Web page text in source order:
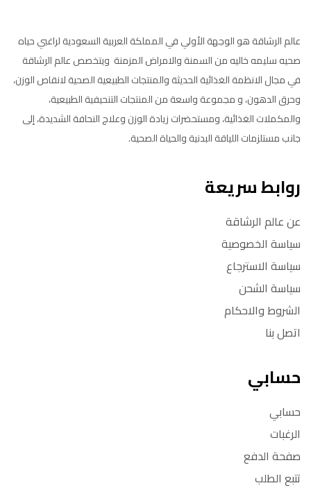
عالم الرشاقة هو الوجهة الأولي في المملكة العربية السعودية لراغبي حياه
صحيه سليمه خاليه من السمنة والامراض المزمنة ويتخصص عالم الرشاقة
في مجال الانظمة الغذائية الحديثة والمنتجات الطبيعية الصحية لانقاص الوزن،
وحرق الدهون، و مجموعة واسعة من المنتجات التنحيفية الطبيعية،
والمكملات الغذائية، ومستحضرات زيادة الوزن وعلاج النحافة الشديدة، إلى
جانب مستلزمات اللياقة البدنية والحياة الصحية.
روابط سريعة
عن عالم الرشاقة
سياسة الخصوصية
سياسة الاسترجاع
سياسة الشحن
الشروط والاحكام
اتصل بنا
حسابي
حسابي
الرغبات
صفحة الدفع
تتبع الطلب